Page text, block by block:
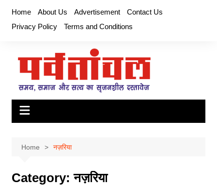
content
Home About Us Advertisement
Contact Us
Privacy Policy
Terms and Conditions
Home नज़रिया
Category:नज़रिया